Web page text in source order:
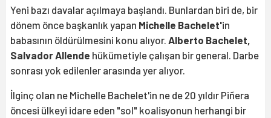
Yeni bazı davalar açılmaya başlandı. Bunlardan biri de, bir
dönem önce başkanlık yapan Michelle Bachelet'in
babasının öldürülmesini konu alıyor. Alberto Bachelet,
Salvador Allende hükümetiyle çalışan bir general. Darbe
sonrası yok edilenler arasında yer alıyor.
İlginç olan ne Michelle Bachelet'in ne de 20 yıldır Piñera
öncesi ülkeyi idare eden "sol" koalisyonun herhangi bir